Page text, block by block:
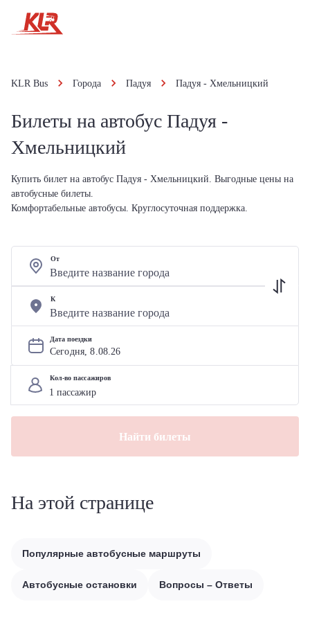
KLR Bus Города Падуя Падуя - Хмельницкий
Билеты на автобус Падуя -
Хмельницкий
Купить билет на автобус Падуя - Хмельницкий. Выгодные цены на
автобусные билеты.
Комфортабельные автобусы. Круглосуточная поддержка.
От
К
Дата поездки
Сегодня, 8.08.26
Кол-во пассажиров
Найти билеты
На этой странице
Популярные автобусные маршруты
Автобусные остановки Вопросы – Ответы